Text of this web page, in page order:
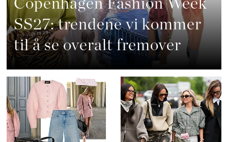
Copenhagen Fashion Week
SS27: trendene vi kommer
til å se overalt fremover